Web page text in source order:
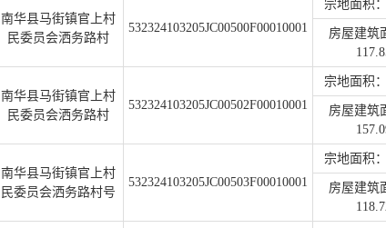
南华县马街镇官上村
民委员会洒务路村
532324103205JC00500F00010001
宗地面积
房屋建筑
南华县马街镇官上村
民委员会洒务路村
532324103205JC00502F00010001
宗地面积
房屋建筑
南华县马街镇官上村
民委员会洒务路村号
532324103205JC00503F00010001
宗地面积
房屋建筑